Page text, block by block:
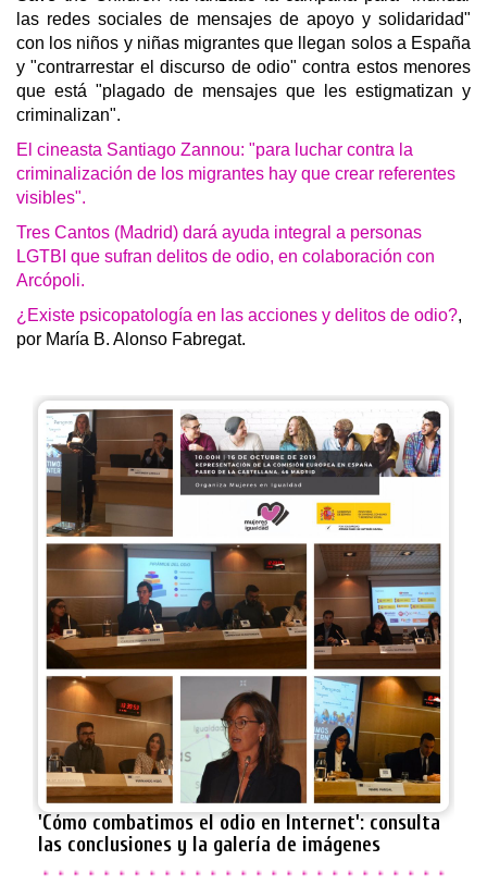
las redes sociales de mensajes de apoyo y solidaridad"
con los niños y niñas migrantes que llegan solos a España
y "contrarrestar el discurso de odio" contra estos menores
que está "plagado de mensajes que les estigmatizan y
criminalizan".
El cineasta Santiago Zannou: "para luchar contra la
criminalización de los migrantes hay que crear referentes
visibles".
Tres Cantos (Madrid) dará ayuda integral a personas
LGTBI que sufran delitos de odio, en colaboración con
Arcópoli.
¿Existe psicopatología en las acciones y delitos de odio?,
por María B. Alonso Fabregat.
'Cómo combatimos el odio en Internet': consulta
las conclusiones y la galería de imágenes